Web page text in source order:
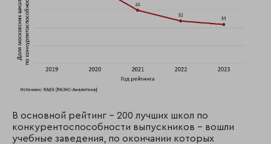
В основной рейтинг – 200 лучших школ по
конкурентоспособности выпускников – вошли
учебные заведения, по окончании которых